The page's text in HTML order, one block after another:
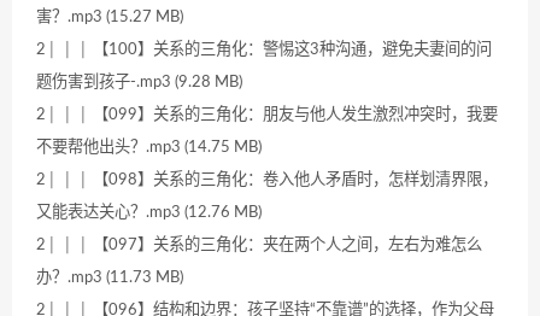
害？.mp3 (15.27 MB)
2│ │ │ 【100】关系的三角化：警惕这3种沟通，避免夫妻间的问
题伤害到孩子-.mp3 (9.28 MB)
2│ │ │ 【099】关系的三角化：朋友与他人发生激烈冲突时，我要
不要帮他出头？.mp3 (14.75 MB)
2│ │ │ 【098】关系的三角化：卷入他人矛盾时，怎样划清界限，
又能表达关心？.mp3 (12.76 MB)
2│ │ │ 【097】关系的三角化：夹在两个人之间，左右为难怎么
办？.mp3 (11.73 MB)
2│ │ │ 【096】结构和边界：孩子坚持“不靠谱”的选择，作为父母